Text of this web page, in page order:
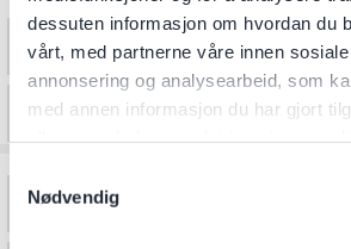
dessuten informasjon om hvordan du
vårt, med partnerne våre innen sosiale
annonsering og analysearbeid, som
med annen informasjon du har gjort
Nødvendig